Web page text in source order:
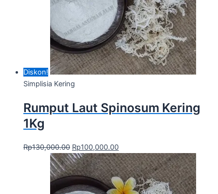
Diskon!
Simplisia Kering
Rumput Laut Spinosum Kering
1Kg
Rp130,000.00 Rp100,000.00